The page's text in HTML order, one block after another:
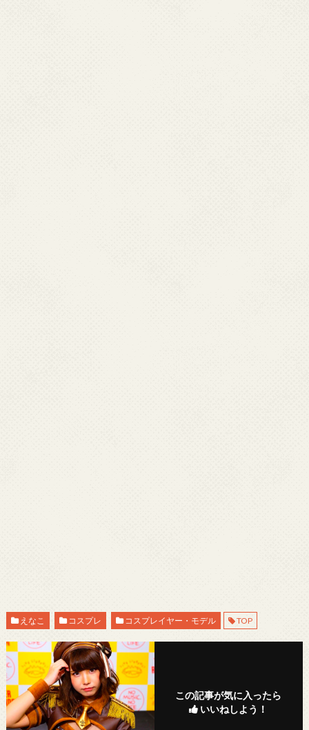
えなこ コスプレ コスプレイヤー・モデル TOP
この記事が気に入ったら
いいねしよう！